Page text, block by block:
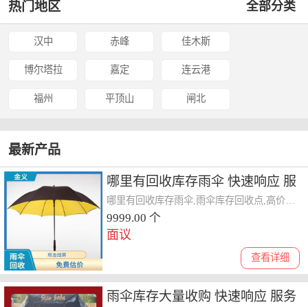
热门地区 全部分类
汉中 赤峰 佳木斯
博尔塔拉 嘉定 连云港
福州 平顶山 闸北
最新产品
哪里有回收库存雨伞 快速响应 服
务贴心
9999.00 个
面议
查看详细
雨伞库存大量收购 快速响应 服务